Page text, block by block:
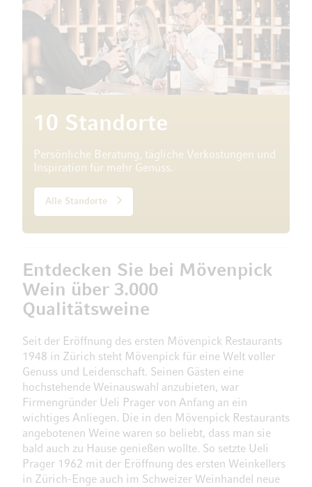
10 Standorte
Persönliche Beratung, tägliche Verkostungen und
Inspiration für mehr Genuss.
Alle Standorte
Entdecken Sie bei Mövenpick
Wein über 3.000
Qualitätsweine
Seit der Eröffnung des ersten Mövenpick Restaurants
1948 in Zürich steht Mövenpick für eine Welt voller
Genuss und Leidenschaft. Seinen Gästen eine
hochstehende Weinauswahl anzubieten, war
Firmengründer Ueli Prager von Anfang an ein
wichtiges Anliegen. Die in den Mövenpick Restaurants
angebotenen Weine waren so beliebt, dass man sie
bald auch zu Hause genießen wollte. So setzte Ueli
Prager 1962 mit der Eröffnung des ersten Weinkellers
in Zürich-Enge auch im Schweizer Weinhandel neue